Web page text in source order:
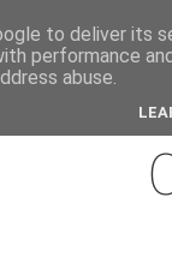
to deliver its
performance
abuse.